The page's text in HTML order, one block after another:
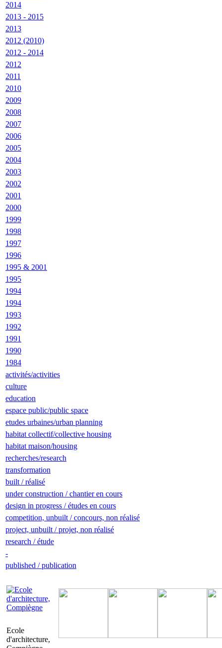
2014
2013 - 2015
2013
2012 (2010)
2012 - 2014
2012
2011
2010
2009
2008
2007
2006
2005
2004
2003
2002
2001
2000
1999
1998
1997
1996
1995 & 2001
1995
1994
1994
1993
1992
1991
1990
1984
activités/activities
culture
education
espace public/public space
etudes urbaines/urban planning
habitat collectif/collective housing
habitat maison/housing
recherches/research
transformation
built / réalisé
under construction / chantier en cours
design in progress / études en cours
competition, unbuilt / concours, non réalisé
project, unbuilt / projet, non réalisé
research / étude
-
published / publication
Ecole
d'architecture,